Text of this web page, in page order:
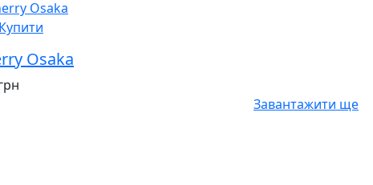
Купити
Osaka
Завантажити ще